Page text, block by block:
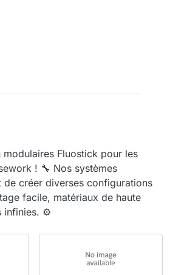
Fluostick pour les
! 🔧 Nos systèmes
de créer diverses configurations
facile, matériaux de haute
infinies. ⚙️